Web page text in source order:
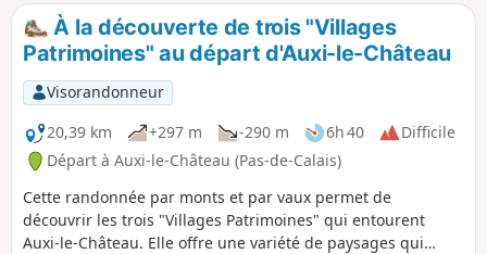
À la découverte de trois "Villages
Patrimoines" au départ d'Auxi-le-Château
Visorandonneur
20,39 km
+297 m -290 m 6h 40
Difficile
Départ à Auxi-le-Château (Pas-de-Calais)
Cette randonnée par monts et par vaux permet de
découvrir les trois "Villages Patrimoines" qui entourent
Auxi-le-Château. Elle offre une variété de paysages qui